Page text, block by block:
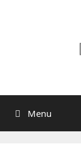
Menu